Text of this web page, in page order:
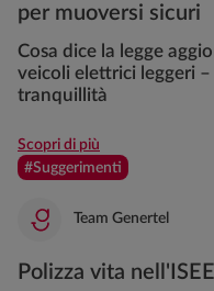
per muoversi sicuri
Cosa dice la legge
veicoli elettrici leggeri
tranquillità
Scopri di più
#Suggerimenti
Team Genertel
Polizza vita